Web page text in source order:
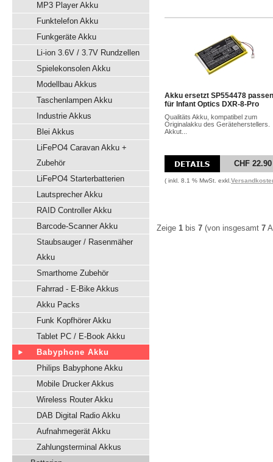
MP3 Player Akku
Funktelefon Akku
Funkgeräte Akku
Li-ion 3.6V / 3.7V Rundzellen
Spielekonsolen Akku
Modellbau Akkus
Taschenlampen Akku
Industrie Akkus
Blei Akkus
LiFePO4 Caravan Akku +
Zubehör
LiFePO4 Starterbatterien
Lautsprecher Akku
RAID Controller Akku
Barcode-Scanner Akku
Staubsauger / Rasenmäher
Akku
Smarthome Zubehör
Fahrrad - E-Bike Akkus
Akku Packs
Funk Kopfhörer Akku
Tablet PC / E-Book Akku
Babyphone Akku
Philips Babyphone Akku
Mobile Drucker Akkus
Wireless Router Akku
DAB Digital Radio Akku
Aufnahmegerät Akku
Zahlungsterminal Akkus
Akku ersetzt SP554478
für Infant Optics DXR-8-Pro
Qualitäts Akku, kompatibel zum
Originalakku des Geräteherstellers.
Akkut...
CHF 22.90
( inkl. 8.1 % MwSt. exkl.
Zeige 1 bis 7 (von insgesamt 7